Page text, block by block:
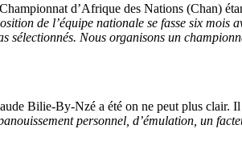
d’Afrique des Nations (Chan)
de l’équipe nationale se fasse six
Nous organisons un
Bilie-By-Nzé a été on ne peut plus clair. Il
personnel, d’émulation, un